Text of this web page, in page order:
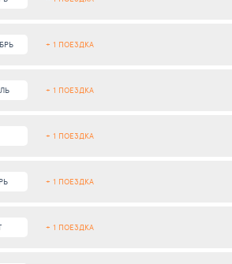
+ 1 ПОЕЗДКА
+ 1 ПОЕЗДКА
+ 1 ПОЕЗДКА
+ 1 ПОЕЗДКА
+ 1 ПОЕЗДКА